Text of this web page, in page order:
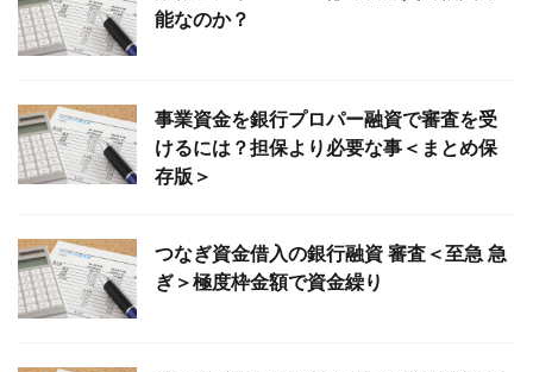
能なのか？
事業資金を銀行プロパー融資で審査を受
けるには？担保より必要な事＜まとめ保
存版＞
つなぎ資金借入の銀行融資 審査＜至急 急
ぎ＞極度枠金額で資金繰り